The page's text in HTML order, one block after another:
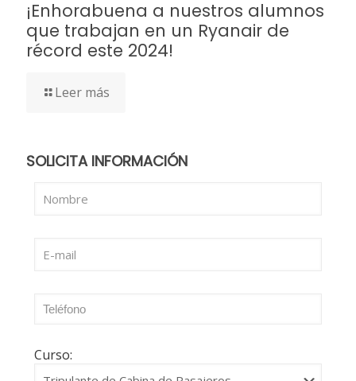
¡Enhorabuena a nuestros alumnos
que trabajan en un Ryanair de
récord este 2024!
Leer más
SOLICITA INFORMACIÓN
Curso: